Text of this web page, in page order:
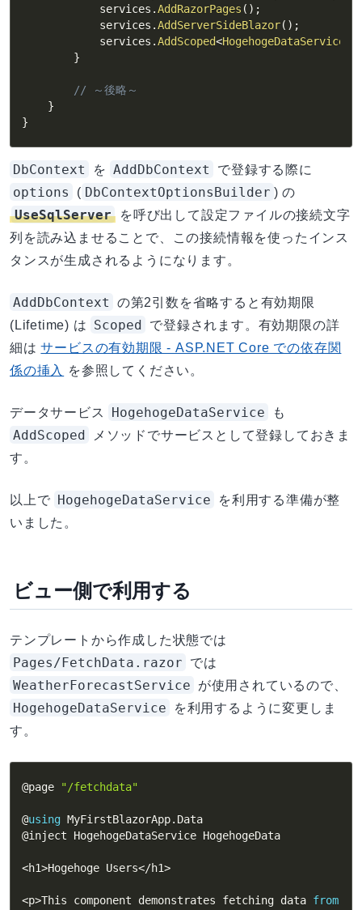
            services
.AddRazorPages ( ) ;
            services
.AddServerSideBlazor( ) ;
            services
.AddScoped<HogehogeDataService
}
// ～後略～
}
}
DbContext を AddDbContext で登録する際に
options ( DbContextOptionsBuilder ) の
UseSqlServer
を呼び出して設定ファイルの接続文字
列を読み込ませることで、この接続情報を使ったインス
タンスが生成されるようになります。
AddDbContext
の第2引数を省略すると有効期限
(Lifetime) は
Scoped
で登録されます。有効期限の詳
細はサービスの有効期限 - ASP.NET Core での依存関
係の挿入
を参照してください。
データサービス HogehogeDataService も
AddScoped
メソッドでサービスとして登録しておきま
す。
以上で HogehogeDataService
を利用する準備が整
いました。
ビュー側で利用する
テンプレートから作成した状態では
Pages/FetchData.razor では
WeatherForecastService が使用されているので、
HogehogeDataService
を利用するように変更しま
す。
@page "/fetchdata"
@using MyFirstBlazorApp. Data
@inject HogehogeDataService HogehogeData
<h1>Hogehoge Users</h1>
<p>This component demonstrates fetching data from a